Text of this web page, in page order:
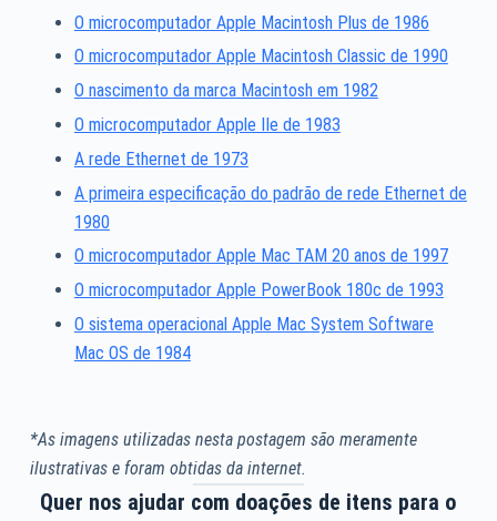
O microcomputador Apple Macintosh Plus de 1986
O microcomputador Apple Macintosh Classic de 1990
O nascimento da marca Macintosh em 1982
O microcomputador Apple IIe de 1983
A rede Ethernet de 1973
A primeira especificação do padrão de rede Ethernet de
1980
O microcomputador Apple Mac TAM 20 anos de 1997
O microcomputador Apple PowerBook 180c de 1993
O sistema operacional Apple Mac System Software
Mac OS de 1984
*As imagens utilizadas nesta postagem são meramente
ilustrativas e foram obtidas da internet.
Quer nos ajudar com doações de itens para o